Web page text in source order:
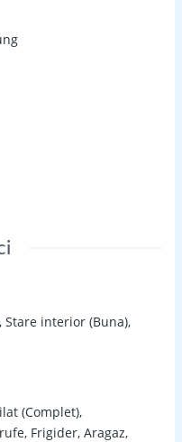
Stare interior (Buna),
(Complet),
Frigider, Aragaz,